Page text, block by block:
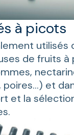
à picots
utilisés
de fruits à
poires…) et
et la